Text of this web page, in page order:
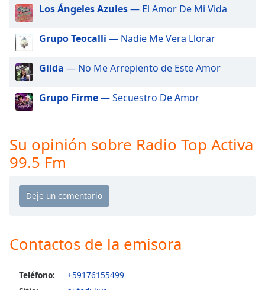
Beginning
dialog
window.
Escape
cancel
and
window.
Color
Background
Color
Los Ángeles Azules— El Amor De Mi Vida
Grupo Teocalli — Nadie Me Vera Llorar
Gilda — No Me Arrepiento de Este Amor
Grupo Firme— Secuestro De Amor
Su opinión sobre Radio Top Activa
99.5 Fm
Contactos de la emisora
Teléfono:
+59176155499